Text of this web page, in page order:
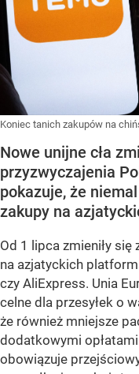
Koniec tanich zakupów na
Nowe unijne cła
przyzwyczajenia
pokazuje, że
zakupy na
Od 1 lipca zmieniły
na azjatyckich
czy AliExpress. Unia
celne dla przesyłek o
że również mniejsze
dodatkowymi
obowiązuje